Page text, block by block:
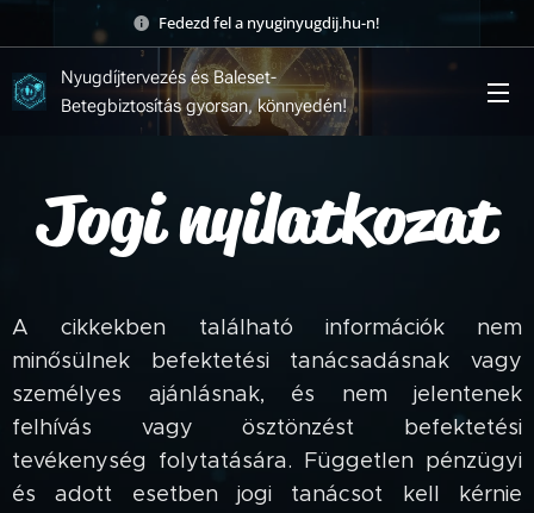
Fedezd fel a nyuginyugdij.hu-n! 🚀
Nyugdíjtervezés és Baleset-
Betegbiztosítás gyorsan, könnyedén!
Jogi nyilatkozat
A cikkekben található információk nem
minősülnek befektetési tanácsadásnak vagy
személyes ajánlásnak, és nem jelentenek
felhívás vagy ösztönzést befektetési
tevékenység folytatására. Független pénzügyi
és adott esetben jogi tanácsot kell kérnie